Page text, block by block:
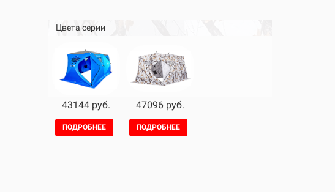
Цвета серии
43144 руб.
ПОДРОБНЕЕ
47096 руб.
ПОДРОБНЕЕ